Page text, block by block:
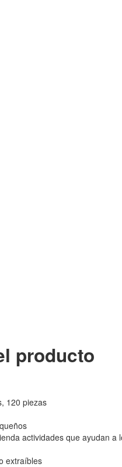
producto
120 piezas
actividades que ayudan a
extraíbles